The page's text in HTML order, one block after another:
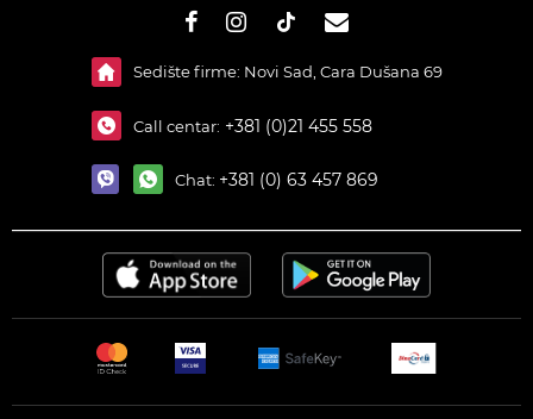
Sedište firme: Novi Sad, Cara Dušana 69
Call centar: +381 (0)21 455 558
Chat: +381 (0) 63 457 869